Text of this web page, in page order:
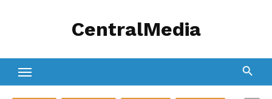
CentralMedia